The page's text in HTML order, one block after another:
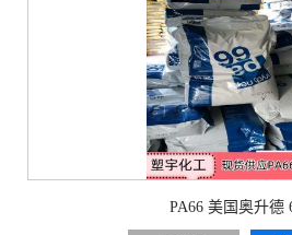
PA66 美国奥升德